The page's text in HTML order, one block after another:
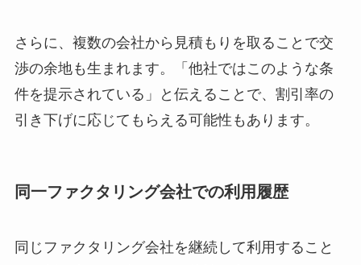
さらに、複数の会社から見積もりを取ることで交
渉の余地も生まれます。「他社ではこのような条
件を提示されている」と伝えることで、割引率の
引き下げに応じてもらえる可能性もあります。
同一ファクタリング会社での利用履歴
同じファクタリング会社を継続して利用すること